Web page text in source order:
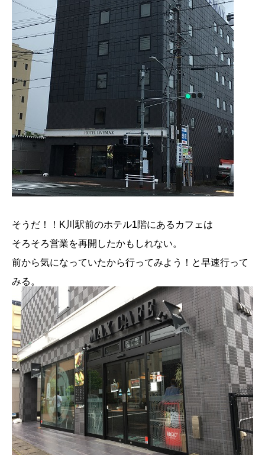
そうだ！！K川駅前のホテル1階にあるカフェは
そろそろ営業を再開したかもしれない。
前から気になっていたから行ってみよう！と早速行って
みる。